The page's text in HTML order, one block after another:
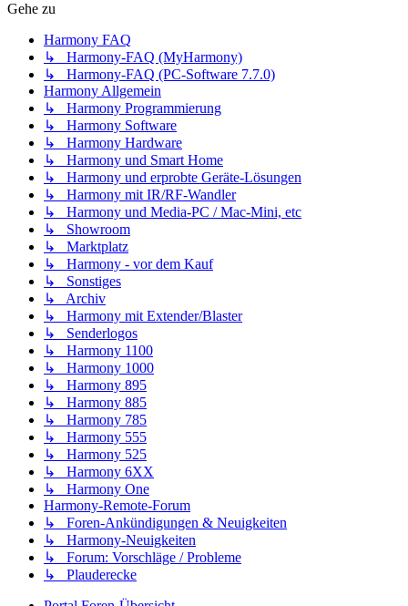
Gehe zu
Harmony FAQ
↳ Harmony-FAQ (MyHarmony)
↳ Harmony-FAQ (PC-Software 7.7.0)
Harmony Allgemein
↳ Harmony Programmierung
↳ Harmony Software
↳ Harmony Hardware
↳ Harmony und Smart Home
↳ Harmony und erprobte Geräte-Lösungen
↳ Harmony mit IR/RF-Wandler
↳ Harmony und Media-PC / Mac-Mini, etc
↳ Showroom
↳ Marktplatz
↳ Harmony - vor dem Kauf
↳ Sonstiges
↳ Archiv
↳ Harmony mit Extender/Blaster
↳ Senderlogos
↳ Harmony 1100
↳ Harmony 1000
↳ Harmony 895
↳ Harmony 885
↳ Harmony 785
↳ Harmony 555
↳ Harmony 525
↳ Harmony 6XX
↳ Harmony One
Harmony-Remote-Forum
↳ Foren-Ankündigungen & Neuigkeiten
↳ Harmony-Neuigkeiten
↳ Forum: Vorschläge / Probleme
↳ Plauderecke